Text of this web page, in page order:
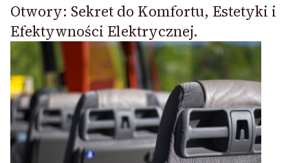
Otwory: Sekret do Komfortu, Estetyki i
Efektywności Elektrycznej.